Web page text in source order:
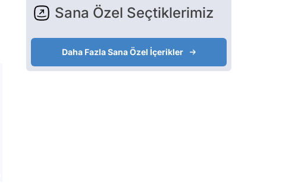
Sana Özel Seçtiklerimiz
Daha Fazla Sana Özel İçerikler